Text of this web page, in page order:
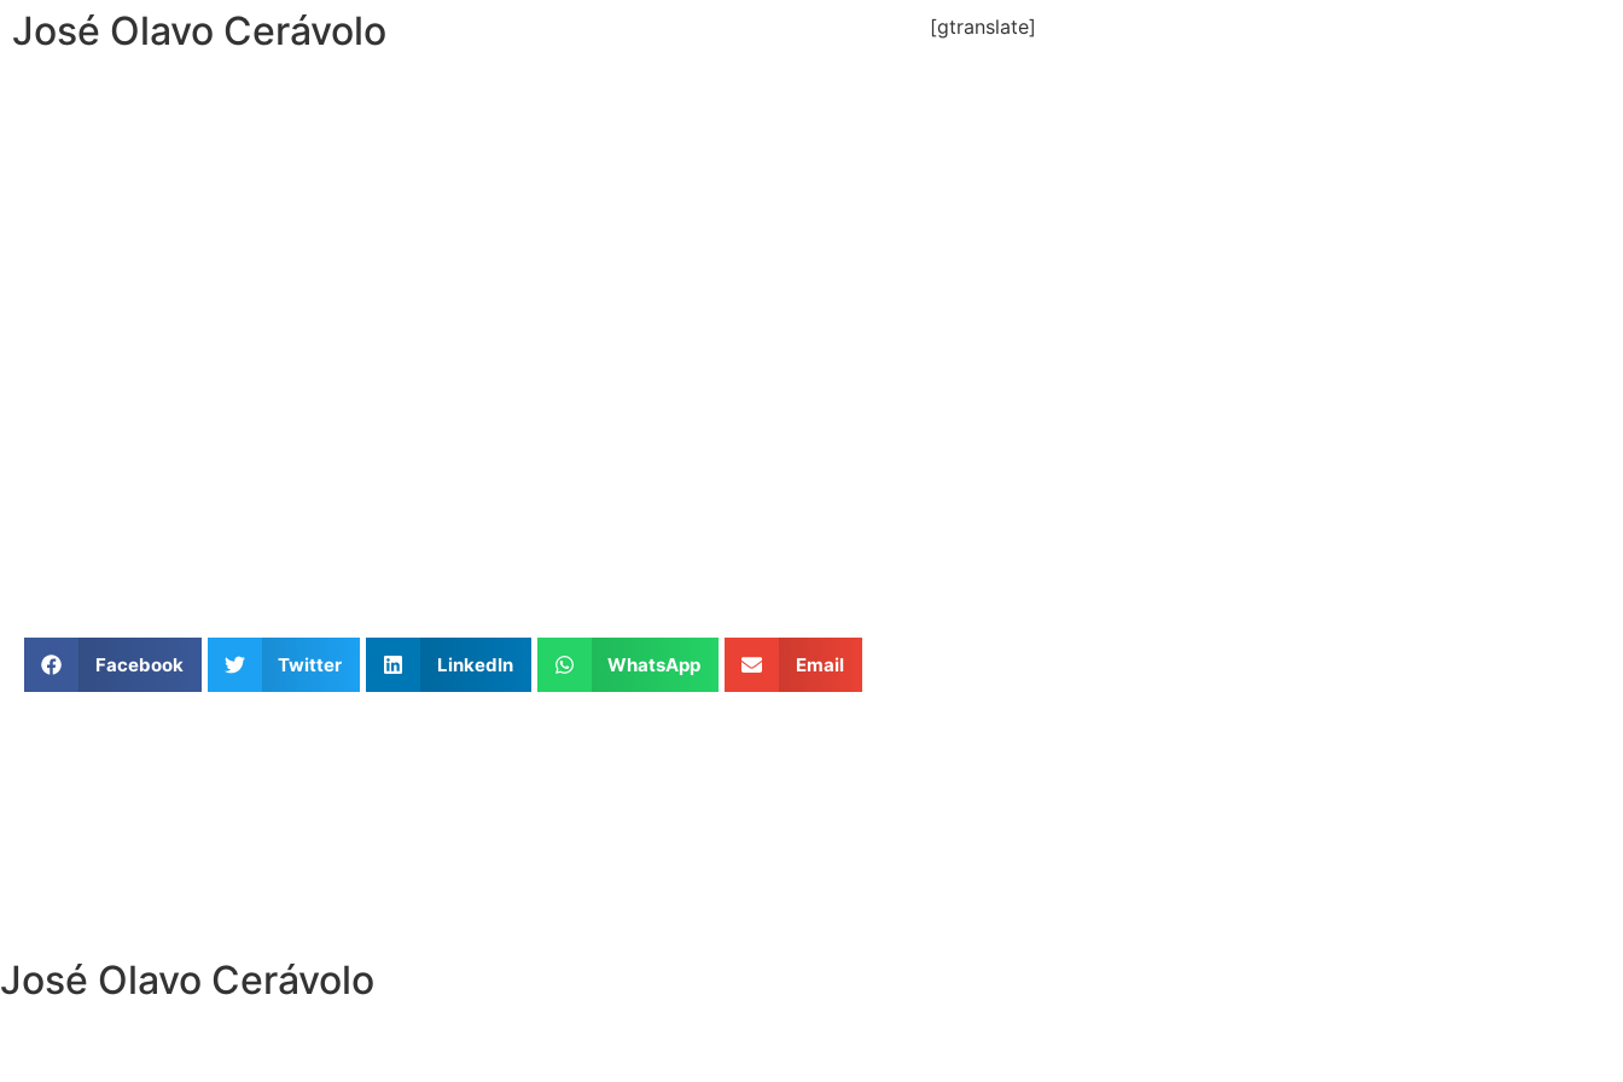
José Olavo Cerávolo [gtranslate]
Facebook Twitter LinkedIn WhatsApp Email
José Olavo Cerávolo